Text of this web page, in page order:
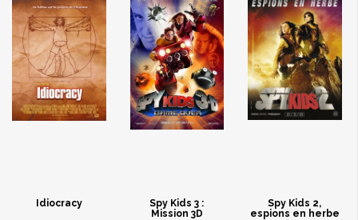
Idiocracy
Spy Kids 3 :
Mission 3D
Spy Kids 2,
espions en herbe